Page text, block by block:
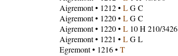
Aigremont• 1212 • LG C
Aigremont• 1220 • LG C
Aigremont• 1220 • L10 H 210/3426
Aigremont• 1221 • LG L
Egremont• 1216 • T